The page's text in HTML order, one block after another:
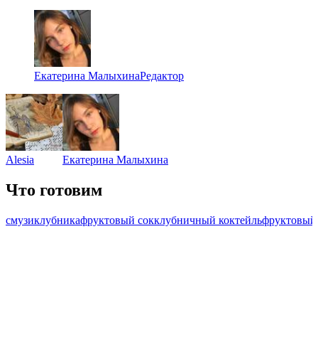
Екатерина МалыхинаРедактор
Alesia Екатерина Малыхина
Что готовим
смузиклубникафруктовый сокклубничный коктейльфруктовый